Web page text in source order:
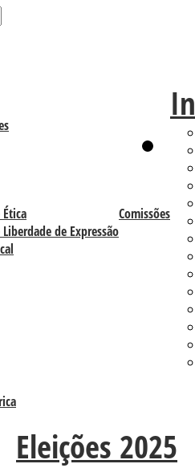
Comissões
de Expressão
Eleições 2025